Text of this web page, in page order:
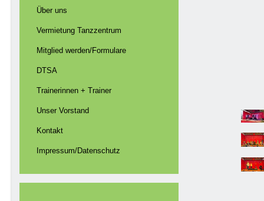
Über uns
Vermietung Tanzzentrum
Mitglied werden/Formulare
DTSA
Trainerinnen + Trainer
Unser Vorstand
Kontakt
Impressum/Datenschutz